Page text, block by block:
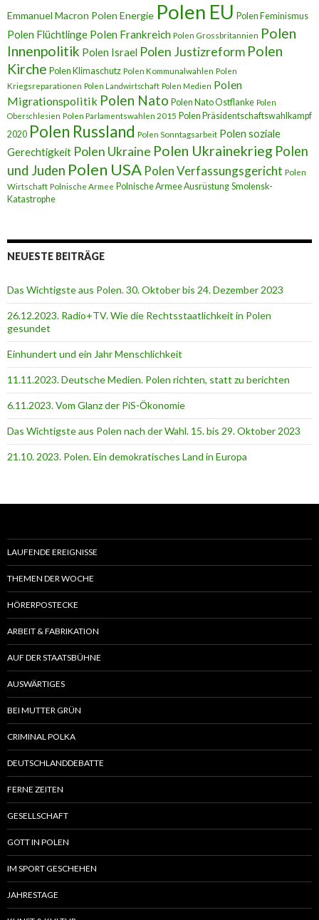
Emmanuel Macron Polen Energie Polen EU Polen Feminismus
Polen Flüchtlinge Polen Frankreich Polen Grossbritannien Polen
Innenpolitik Polen Israel Polen Justizreform Polen
Kirche Polen Klimaschutz Polen Kommunalwahlen Polen
Kriegsreparationen Polen Landwirtschaft Polen Medien Polen
Migrationspolitik Polen Nato Polen Nato Ostflanke Polen
Oberschlesien Polen Parlamentswahlen 2015 Polen Präsidentschaftswahlkampf
2020 Polen Russland Polen Sonntagsarbeit Polen soziale
Gerechtigkeit Polen Ukraine Polen Ukrainekrieg Polen
und Juden Polen USA Polen Verfassungsgericht Polen
Wirtschaft Polnische Armee Polnische Armee Ausrüstung Smolensk-
Katastrophe
NEUESTE BEITRÄGE
Das Wichtigste aus Polen. 30. Oktober bis 24. Dezember 2023
26.12.2023. Radio+TV. Wie die Rechtsstaatlichkeit in Polen
gesundet
Einhundert und ein Jahr Menschlichkeit
11.11.2023. Deutsche Medien. Polen richten, statt zu berichten
6.11.2023. Vom Glanz der PiS-Ӧkonomie
Das Wichtigste aus Polen nach der Wahl. 15. bis 29. Oktober 2023
21.10. 2023. Polen. Ein demokratisches Land in Europa
LAUFENDE EREIGNISSE
THEMEN DER WOCHE
HÖRERPOSTECKE
ARBEIT & FABRIKATION
AUF DER STAATSBÜHNE
AUSWÄRTIGES
BEI MUTTER GRÜN
CRIMINAL POLKA
DEUTSCHLANDDEBATTE
FERNE ZEITEN
GESELLSCHAFT
GOTT IN POLEN
IM SPORT GESCHEHEN
JAHRESTAGE